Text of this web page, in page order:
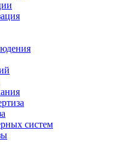
систем